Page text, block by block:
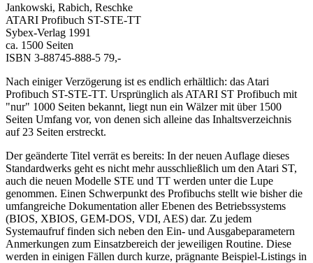
Jankowski, Rabich, Reschke
ATARI Profibuch ST-STE-TT
Sybex-Verlag 1991
ca. 1500 Seiten
ISBN 3-88745-888-5 79,-
Nach einiger Verzögerung ist es endlich erhältlich: das Atari
Profibuch ST-STE-TT. Ursprünglich als ATARI ST Profibuch mit
"nur" 1000 Seiten bekannt, liegt nun ein Wälzer mit über 1500
Seiten Umfang vor, von denen sich alleine das Inhaltsverzeichnis
auf 23 Seiten erstreckt.
Der geänderte Titel verrät es bereits: In der neuen Auflage dieses
Standardwerks geht es nicht mehr ausschließlich um den Atari ST,
auch die neuen Modelle STE und TT werden unter die Lupe
genommen. Einen Schwerpunkt des Profibuchs stellt wie bisher die
umfangreiche Dokumentation aller Ebenen des Betriebssystems
(BIOS, XBIOS, GEM-DOS, VDI, AES) dar. Zu jedem
Systemaufruf finden sich neben den Ein- und Ausgabeparametern
Anmerkungen zum Einsatzbereich der jeweiligen Routine. Diese
werden in einigen Fällen durch kurze, prägnante Beispiel-Listings in